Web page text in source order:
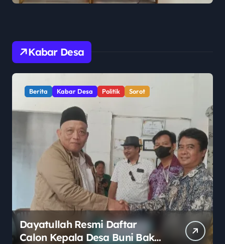
Kabar Desa
Berita Kabar Desa Politik Sorot
Dayatullah Resmi Daftar
Calon Kepala Desa Buni Bakti